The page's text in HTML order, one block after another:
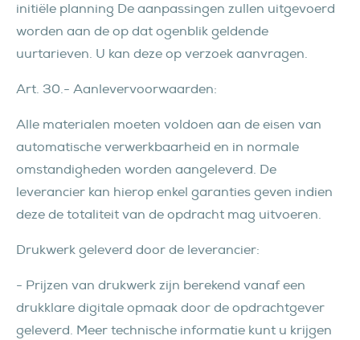
initiële planning De aanpassingen zullen uitgevoerd
worden aan de op dat ogenblik geldende
uurtarieven. U kan deze op verzoek aanvragen.
Art. 30.- Aanlevervoorwaarden:
Alle materialen moeten voldoen aan de eisen van
automatische verwerkbaarheid en in normale
omstandigheden worden aangeleverd. De
leverancier kan hierop enkel garanties geven indien
deze de totaliteit van de opdracht mag uitvoeren.
Drukwerk geleverd door de leverancier:
- Prijzen van drukwerk zijn berekend vanaf een
drukklare digitale opmaak door de opdrachtgever
geleverd. Meer technische informatie kunt u krijgen